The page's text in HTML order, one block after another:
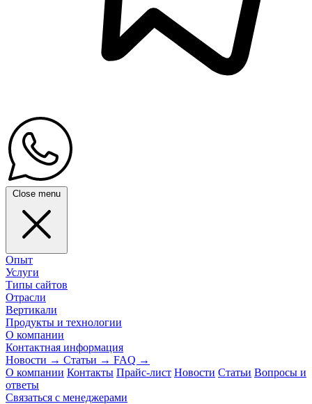
Close menu
Опыт
Услуги
Типы сайтов
Отрасли
Вертикали
Продукты и технологии
О компании
Контактная информация
Новости → Статьи → FAQ →
О компании Контакты Прайс-лист Новости Статьи Вопросы и
ответы
Связаться с менеджерами